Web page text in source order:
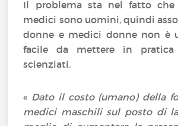
Il problema sta nel fatto
medici sono uomini, quindi
donne e medici donne non è
facile da mettere in pratica
scienziati.
« Dato il costo (umano) della
medici maschili sul posto di